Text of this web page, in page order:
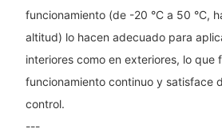
funcionamiento (de -20 °C a 50 °C,
altitud) lo hacen adecuado para
interiores como en exteriores, lo que
funcionamiento continuo y satisface
control.
---